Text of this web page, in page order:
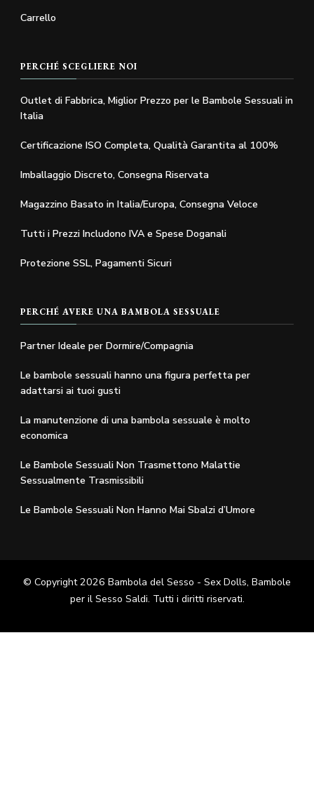
Carrello
PERCHÉ SCEGLIERE NOI
Outlet di Fabbrica, Miglior Prezzo per le Bambole Sessuali in
Italia
Certificazione ISO Completa, Qualità Garantita al 100%
Imballaggio Discreto, Consegna Riservata
Magazzino Basato in Italia/Europa, Consegna Veloce
Tutti i Prezzi Includono IVA e Spese Doganali
Protezione SSL, Pagamenti Sicuri
PERCHÉ AVERE UNA BAMBOLA SESSUALE
Partner Ideale per Dormire/Compagnia
Le bambole sessuali hanno una figura perfetta per
adattarsi ai tuoi gusti
La manutenzione di una bambola sessuale è molto
economica
Le Bambole Sessuali Non Trasmettono Malattie
Sessualmente Trasmissibili
Le Bambole Sessuali Non Hanno Mai Sbalzi d’Umore
© Copyright 2026 Bambola del Sesso - Sex Dolls​, Bambole
per il Sesso Saldi. Tutti i diritti riservati.